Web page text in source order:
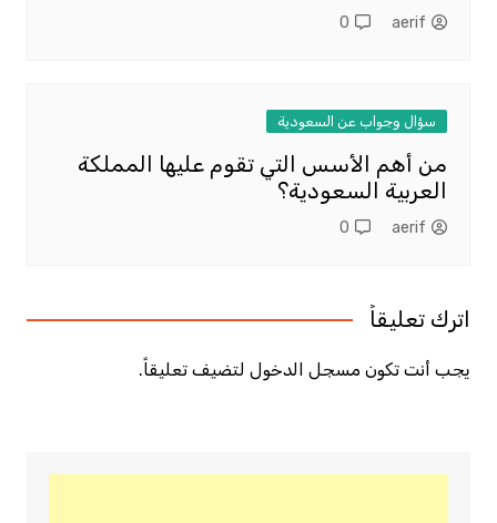
aerif
0
سؤال وجواب عن السعودية
من أهم الأسس التي تقوم عليها المملكة
العربية السعودية؟
aerif
0
اترك تعليقاً
يجب أنت تكون مسجل الدخوللتضيف تعليقاً.